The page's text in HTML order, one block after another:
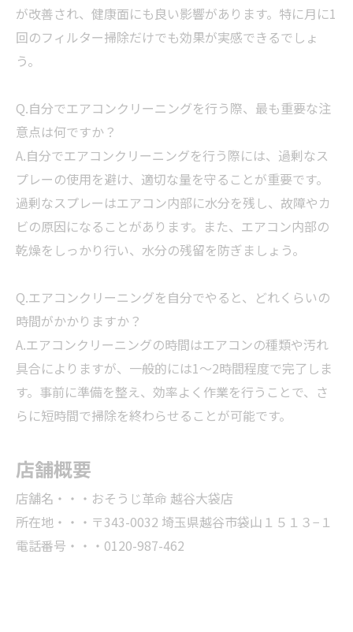
が改善され、健康面にも良い影響があります。特に月に1
回のフィルター掃除だけでも効果が実感できるでしょ
う。
Q.自分でエアコンクリーニングを行う際、最も重要な注
意点は何ですか？
A.自分でエアコンクリーニングを行う際には、過剰なス
プレーの使用を避け、適切な量を守ることが重要です。
過剰なスプレーはエアコン内部に水分を残し、故障やカ
ビの原因になることがあります。また、エアコン内部の
乾燥をしっかり行い、水分の残留を防ぎましょう。
Q.エアコンクリーニングを自分でやると、どれくらいの
時間がかかりますか？
A.エアコンクリーニングの時間はエアコンの種類や汚れ
具合によりますが、一般的には1〜2時間程度で完了しま
す。事前に準備を整え、効率よく作業を行うことで、さ
らに短時間で掃除を終わらせることが可能です。
店舗概要
店舗名・・・おそうじ革命 越谷大袋店
所在地・・・〒343-0032 埼玉県越谷市袋山１５１３−１
電話番号・・・0120-987-462